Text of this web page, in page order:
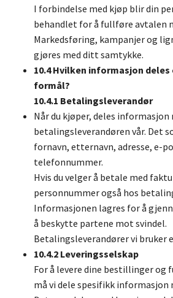
I forbindelse med kjøp blir din
behandlet for å fullføre avtalen
Markedsføring, kampanjer og
gjøres med ditt samtykke.
10.4 Hvilken informasjon
formål?
10.4.1 Betalingsleverandør
Når du kjøper, deles informasjon
betalingsleverandøren vår. Det
fornavn, etternavn, adresse, e-
telefonnummer.
Hvis du velger å betale med
personnummer også hos
Informasjonen lagres for å
å beskytte partene mot svindel.
Betalingsleverandører vi bruker
10.4.2 Leveringsselskap
For å levere dine bestillinger og
må vi dele spesifikk informasjon